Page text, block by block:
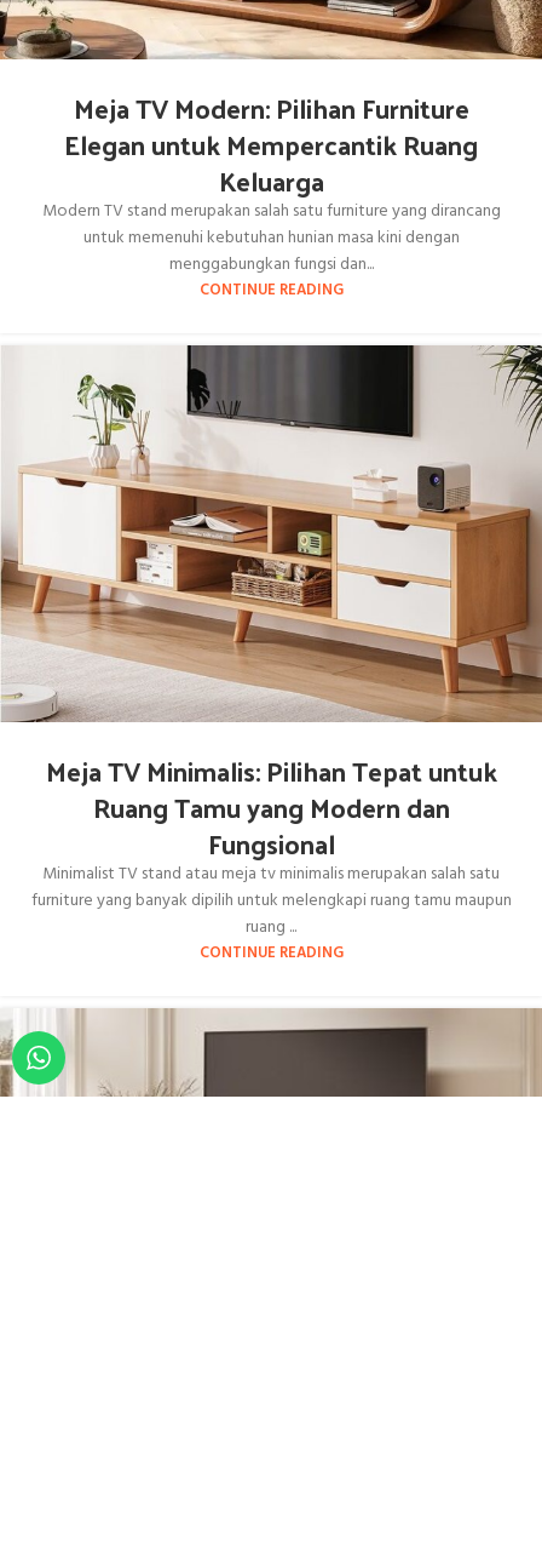
Meja TV Modern: Pilihan Furniture
Elegan untuk Mempercantik Ruang
Keluarga
Modern TV stand merupakan salah satu furniture yang dirancang
untuk memenuhi kebutuhan hunian masa kini dengan
menggabungkan fungsi dan...
CONTINUE READING
Meja TV Minimalis: Pilihan Tepat untuk
Ruang Tamu yang Modern dan
Fungsional
Minimalist TV stand atau meja tv minimalis merupakan salah satu
furniture yang banyak dipilih untuk melengkapi ruang tamu maupun
ruang ...
CONTINUE READING